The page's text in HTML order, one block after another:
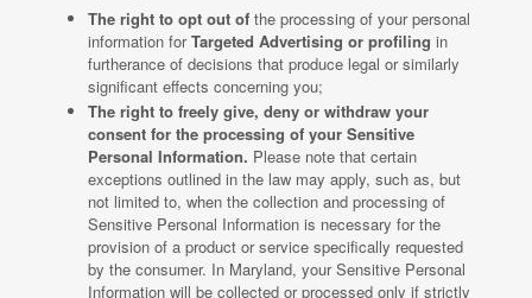
The right to opt out of the processing of your personal
information forTargeted Advertising or profiling in
furtherance of decisions that produce legal or similarly
significant effects concerning you;
The right to freely give, deny or withdraw your
consent for the processing of your Sensitive
Personal Information. Please note that certain
exceptions outlined in the law may apply, such as, but
not limited to, when the collection and processing of
Sensitive Personal Information is necessary for the
provision of a product or service specifically requested
by the consumer. In Maryland, your Sensitive Personal
Information will be collected or processed only if strictly